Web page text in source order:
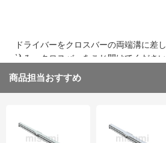
ドライバーをクロスバーの両端溝に差し
込み、クロスバーをこじ開けてください
商品担当おすすめ